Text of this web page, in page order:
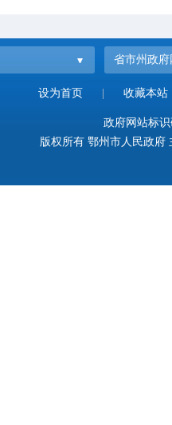
省市州政府
设为首页 收藏本站
政府网站标
版权所有 鄂州市人民政府